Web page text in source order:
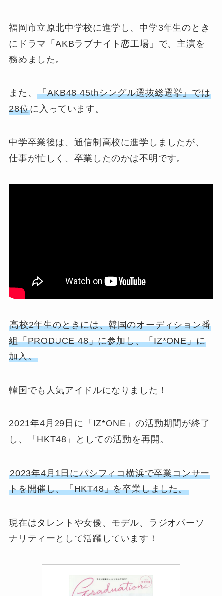
福岡市立原北中学校に進学し、中学3年生のとき
にドラマ「AKBラブナイト恋工場」で、主演を
務めました。
また、「AKB48 45thシングル選抜総選挙」では
28位に入っています。
中学卒業後は、通信制高校に進学しましたが、
仕事が忙しく、卒業したのかは不明です。
高校2年生のときには、韓国のオーディション番
組「PRODUCE 48」に参加し、「IZ*ONE」に
加入。
韓国でも人気アイドルになりました！
2021年4月29日に「IZ*ONE」の活動期間が終了
し、「HKT48」としての活動を再開。
2023年4月1日にパシフィコ横浜で卒業コンサー
トを開催し、「HKT48」を卒業しました。
現在はタレントや女優、モデル、ラジオパーソ
ナリティーとして活躍しています！